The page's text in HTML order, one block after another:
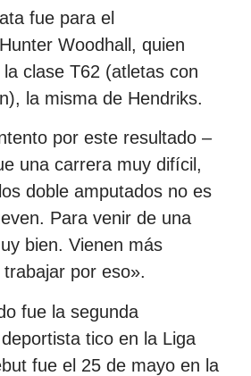
fue para el
Woodhall, quien
clase T62 (atletas con
la misma de Hendriks.
por este resultado –
una carrera muy difícil,
doble amputados no es
Para venir de una
bien. Vienen más
por eso».
fue la segunda
tico en la Liga
fue el 25 de mayo en la